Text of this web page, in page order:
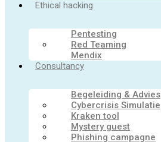
Ethical hacking
Pentesting
Red Teaming
Mendix
Consultancy
Begeleiding & Advies
Cybercrisis Simulatie
Kraken tool
Mystery guest
Phishing campagne